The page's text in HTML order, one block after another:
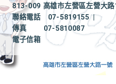
813-009 高雄市左營區左營大路
聯絡電話
07-5819155
|
傳真
07-5810087
電子信箱